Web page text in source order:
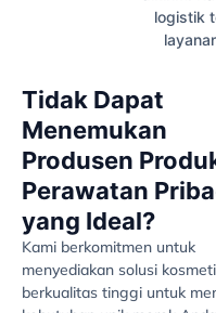
logistik
Tidak Dapat
Menemukan
Produsen
Perawatan
yang Ideal?
Kami berkomitmen untuk
menyediakan solusi
berkualitas tinggi untuk